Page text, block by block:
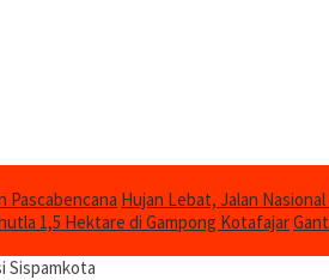
Pascabencana Hujan Lebat, Jalan
1,5 Hektare di Gampong Kotafajar
Sispamkota